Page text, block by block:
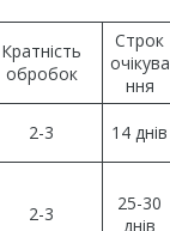
Кратність
обробок
Строк
очікува
ння
2-3 14 днів
2-3
25-30
днів